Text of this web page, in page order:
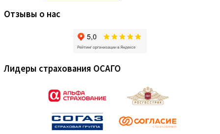
Отзывы о нас
Лидеры страхования ОСАГО